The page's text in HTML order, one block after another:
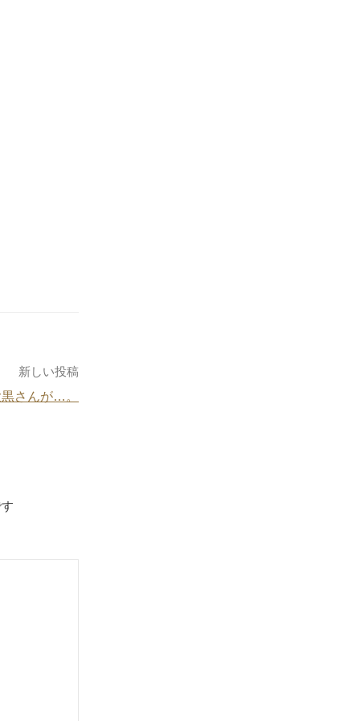
新しい投稿
さんが…。